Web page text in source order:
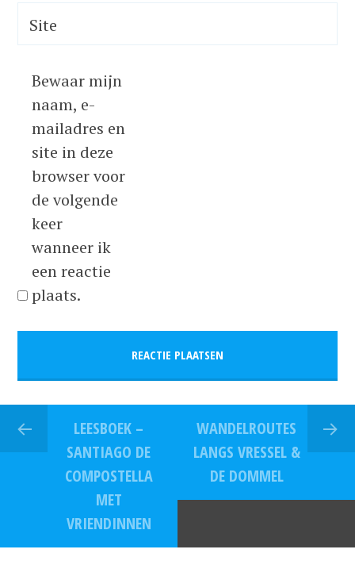
Site
Bewaar mijn
naam, e-
mailadres en
site in deze
browser voor
de volgende
keer
wanneer ik
een reactie
plaats.
LEESBOEK –
SANTIAGO DE
COMPOSTELLA
MET
VRIENDINNEN
WANDELROUTES
LANGS VRESSEL &
DE DOMMEL